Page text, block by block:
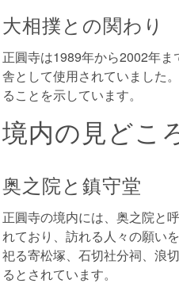
大相撲との関わり
正圓寺は1989年から2002年
舎として使用されていました
ることを示しています。
境内の見どこ
奥之院と鎮守堂
正圓寺の境内には、奥之院と
れており、訪れる人々の願い
祀る寄松塚、石切社分祠、浪
るとされています。